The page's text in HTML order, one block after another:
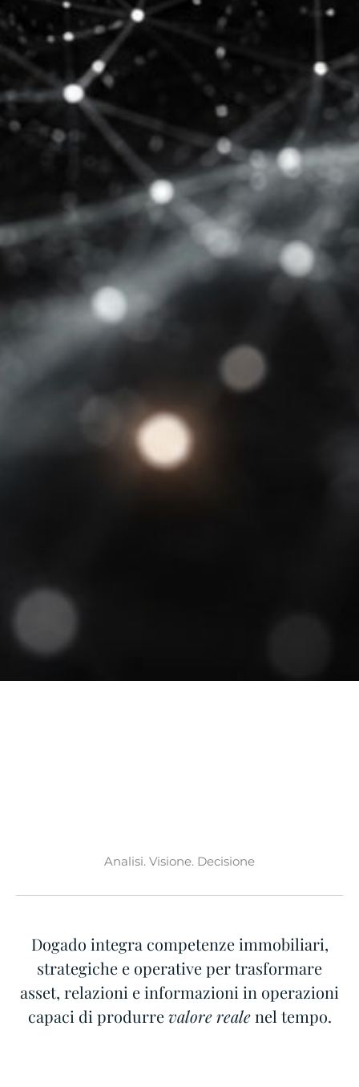
Analisi. Visione. Decisione
Dogado integra competenze immobiliari,
strategiche e operative per trasformare
asset, relazioni e informazioni in operazioni
capaci di produrrevalore realenel tempo.